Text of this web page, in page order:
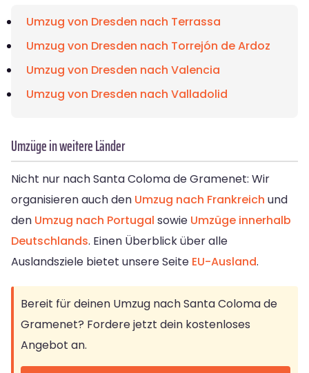
Umzug von Dresden nach Terrassa
Umzug von Dresden nach Torrejón de Ardoz
Umzug von Dresden nach Valencia
Umzug von Dresden nach Valladolid
Umzüge in weitere Länder
Nicht nur nach Santa Coloma de Gramenet: Wir
organisieren auch den Umzug nach Frankreich und
den Umzug nach Portugal sowie Umzüge innerhalb
Deutschlands. Einen Überblick über alle
Auslandsziele bietet unsere Seite EU-Ausland.
Bereit für deinen Umzug nach Santa Coloma de
Gramenet? Fordere jetzt dein kostenloses
Angebot an.